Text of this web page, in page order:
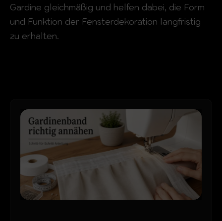
Gardine gleichmäßig und helfen dabei, die Form
und Funktion der Fensterdekoration langfristig
zu erhalten.